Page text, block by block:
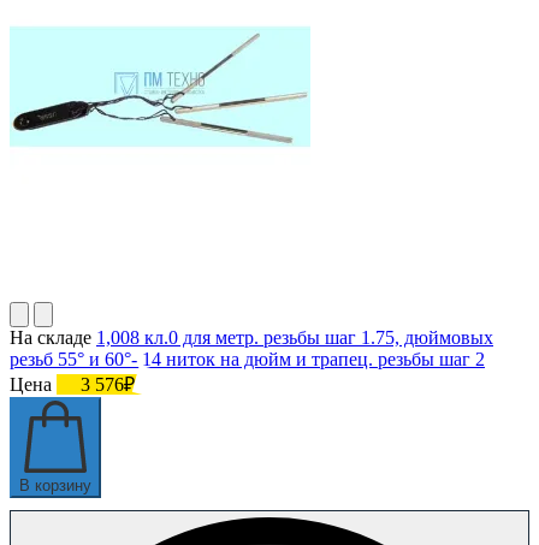
На складе 1,008 кл.0 для метр. резьбы шаг 1.75, дюймовых
резьб 55° и 60°- 14 ниток на дюйм и трапец. резьбы шаг 2
Цена
3 576₽
В корзину